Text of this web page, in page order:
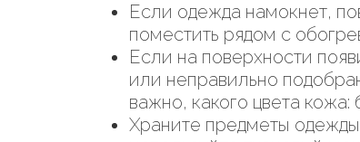
Если одежда намокнет,
поместить рядом с
Если на поверхности
или неправильно
важно, какого цвета кожа:
Храните предметы